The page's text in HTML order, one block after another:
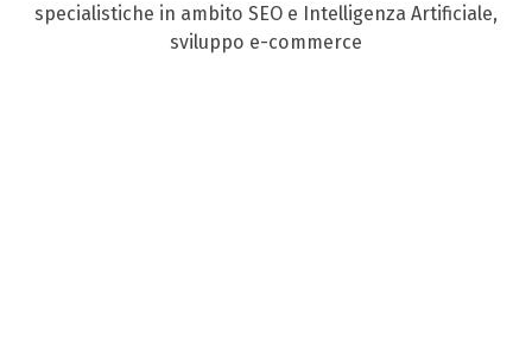
specialistiche in ambito SEO e Intelligenza Artificiale,
sviluppo e-commerce